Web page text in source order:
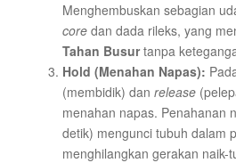
Menghembuskan sebagian
core dan dada rileks, yang
Tahan Busurtanpa
Hold (Menahan Napas):
(membidik) dan release
menahan napas. Penahanan
detik) mengunci tubuh dalam
menghilangkan gerakan naik-